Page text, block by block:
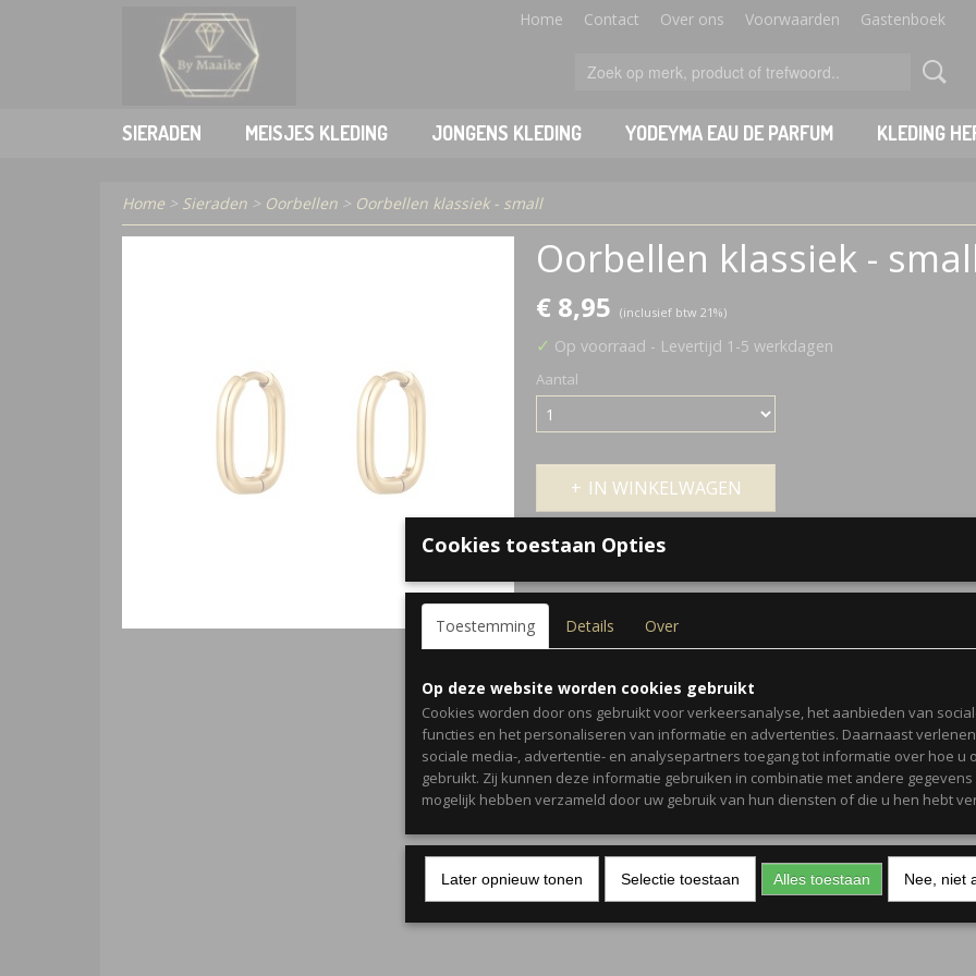
Home Contact Over ons Voorwaarden Gastenboek
SIERADEN MEISJES KLEDING JONGENS KLEDING YODEYMA EAU DE PARFUM KLEDING
Home > Sieraden > Oorbellen > Oorbellen klassiek - small
Oorbellen klassiek -
€ 8,95 (inclusief btw 21%)
✓ Op voorraad - Levertijd 1-5 werkdagen
Aantal
IN WINKELWAGEN
Omschrijving
Deze klassieke pareltjes kunnen bij elke outfit gecombineerd
zakelijke als informele gelegenheden een echte aanrader! De
stainless steel in de kleur goud en kunnen gecombineerd
. Ook leuk om juist voor een vrolijke look te
combineren met kleurrijke sieraden. De oorbellen zijn
hebben een afmeting van 1,3 cm.
Cookies toestaan Opties
Toestemming Details Over
Op deze website worden cookies gebruikt
Cookies worden door ons gebruikt voor verkeersanalyse, het aanbieden van
functies en het personaliseren van informatie en advertenties. Daarnaast
sociale media-, advertentie- en analysepartners toegang tot informatie over hoe u
gebruikt. Zij kunnen deze informatie gebruiken in combinatie met andere gegevens
mogelijk hebben verzameld door uw gebruik van hun diensten of die u hen hebt
Later opnieuw tonen Selectie toestaan Alles toestaan Nee, niet